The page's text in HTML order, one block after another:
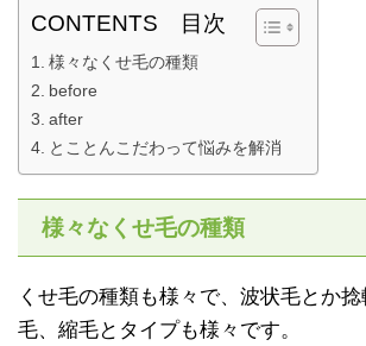
CONTENTS 目次
様々なくせ毛の種類
before
after
とことんこだわって悩みを解消
様々なくせ毛の種類
くせ毛の種類も様々で、波状毛とか
毛、縮毛とタイプも様々です。